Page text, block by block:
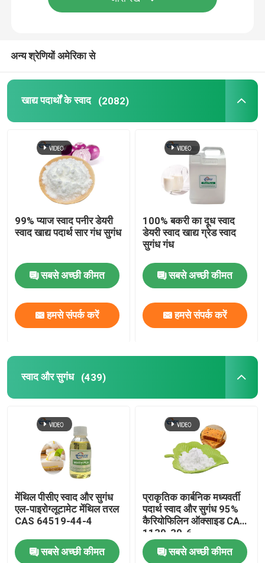
अन्य श्रेणियों अमेरिका से
खाद्य पदार्थों के स्वाद (2082)
99% प्याज स्वाद पनीर डेयरी
स्वाद खाद्य पदार्थ सार गंध सुगंध
सबसे अच्छी कीमत
हमसे संपर्क करें
100% बकरी का दूध स्वाद
डेयरी स्वाद खाद्य ग्रेड स्वाद
सुगंध गंध
सबसे अच्छी कीमत
हमसे संपर्क करें
स्वाद और सुगंध (439)
मेंथिल पीसीए स्वाद और सुगंध
एल-पाइरोग्लूटामेट मेंथिल तरल
CAS 64519-44-4
सबसे अच्छी कीमत
प्राकृतिक कार्बनिक मध्यवर्ती
पदार्थ स्वाद और सुगंध 95%
कैरियोफिलिन ऑक्साइड CAS
1139-30-6
सबसे अच्छी कीमत